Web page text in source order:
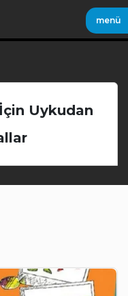
menü
Uykudan